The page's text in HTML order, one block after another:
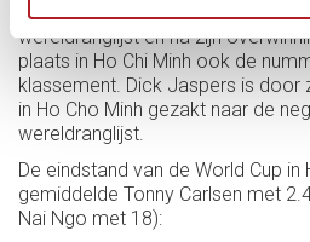
Frédéric Caudron bleef de
wereldranglijst en na zijn
plaats in Ho Chi Minh ook de
klassement. Dick Jaspers is door
in Ho Cho Minh gezakt naar de
wereldranglijst.
De eindstand van de World Cup in
gemiddelde Tonny Carlsen met
Nai Ngo met 18):